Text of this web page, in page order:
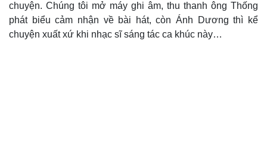
chuyện. Chúng tôi mở máy ghi âm, thu thanh ông Thống
phát biểu cảm nhận về bài hát, còn Ánh Dương thì kể
chuyện xuất xứ khi nhạc sĩ sáng tác ca khúc này…